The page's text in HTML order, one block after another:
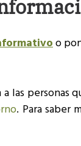
o
las personas
. Para saber